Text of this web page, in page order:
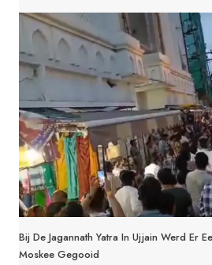
Bij De Jagannath Yatra In Ujjain Werd Er
Moskee Gegooid